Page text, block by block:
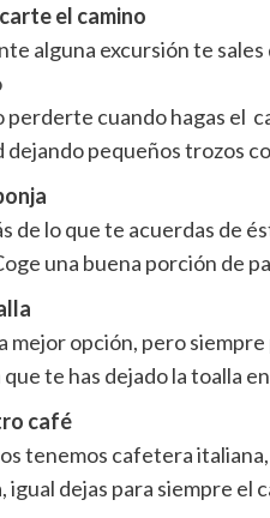
el camino
alguna excursión te
perderte cuando hagas el
dejando pequeños trozos
de lo que te acuerdas de
una buena porción de
mejor opción, pero
te has dejado la toalla
café
tenemos cafetera
igual dejas para siempre el